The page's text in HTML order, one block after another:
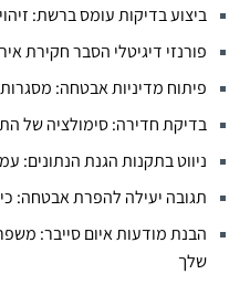
ביצוע בדיקות עומס ברשת:
פורנזי דיגיטלי הסבר חקירת
פיתוח מדיניות אבטחה:
בדיקת חדירה: סימולציה של
ניווט בתקנות הגנת הנתונים:
תגובה יעילה להפרת אבטחה:
הבנת מודעות איום סייבר:
שלך